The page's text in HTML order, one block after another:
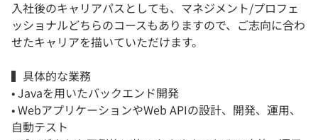
入社後のキャリアパスとしても、マネジメント/プロフェ
ッショナルどちらのコースもありますので、ご志向に合わ
せたキャリアを描いていただけます。
▍具体的な業務
• Javaを用いたバックエンド開発
• WebアプリケーションやWeb APIの設計、開発、運用、
自動テスト